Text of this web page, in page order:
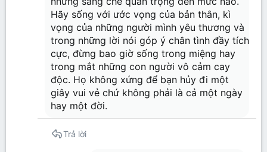
Hãy sống với ước vọng của bản thân, kì
vọng của những người mình yêu thương và
trong những lời nói góp ý chân tình đầy tích
cực, đừng bao giờ sống trong miệng hay
trong mắt những con người vô cảm cay
độc. Họ không xứng để bạn hủy đi một
giây vui vẻ chứ không phải là cả một ngày
hay một đời.
Trả lời